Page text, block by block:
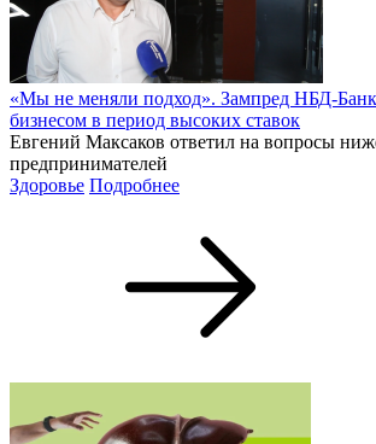
«Мы не меняли подход». Зампред НБД-
бизнесом в период высоких ставок
Евгений Максаков ответил на вопросы
предпринимателей
Здоровье Подробнее